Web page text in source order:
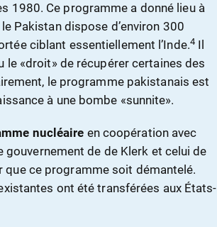
1980. Ce programme a donné lieu à
Pakistan dispose d’environ 300
ciblant essentiellement l’Inde.4Il
le «droit» de récupérer certaines des
le programme pakistanais est
à une bombe «sunnite».
nucléaire en coopération avec
de de Klerk et celui de
que ce programme soit démantelé.
ont été transférées aux États-